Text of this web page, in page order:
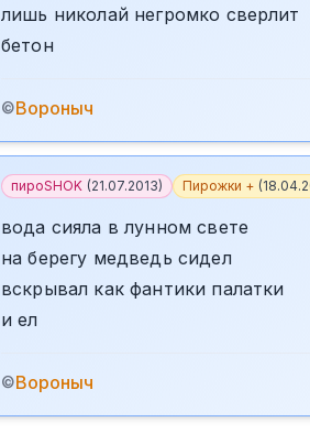
лишь николай негромко сверлит
бетон
©Вороныч
пироSHOK (21.07.2013) Пирожки + (
вода сияла в лунном свете
на берегу медведь сидел
вскрывал как фантики палатки
и ел
©Вороныч